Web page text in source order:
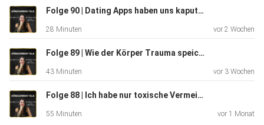
dich
wirklich erfüllt.
https://gbj.soulmatecoaching.de/mentoring/?
el=podcast_episode84&htrafficsource=podcast
Folge 90 | Dating Apps haben uns kaputt gemacht – so findest du ihn offline
28 Minuten vor 2 Wochen
Folge 89 | Wie der Körper Trauma speichert
43 Minuten vor 3 Wochen
Folge 88 | Ich habe nur toxische Vermeider gedatet - bis DAS passierte
55 Minuten vor 1 Monat